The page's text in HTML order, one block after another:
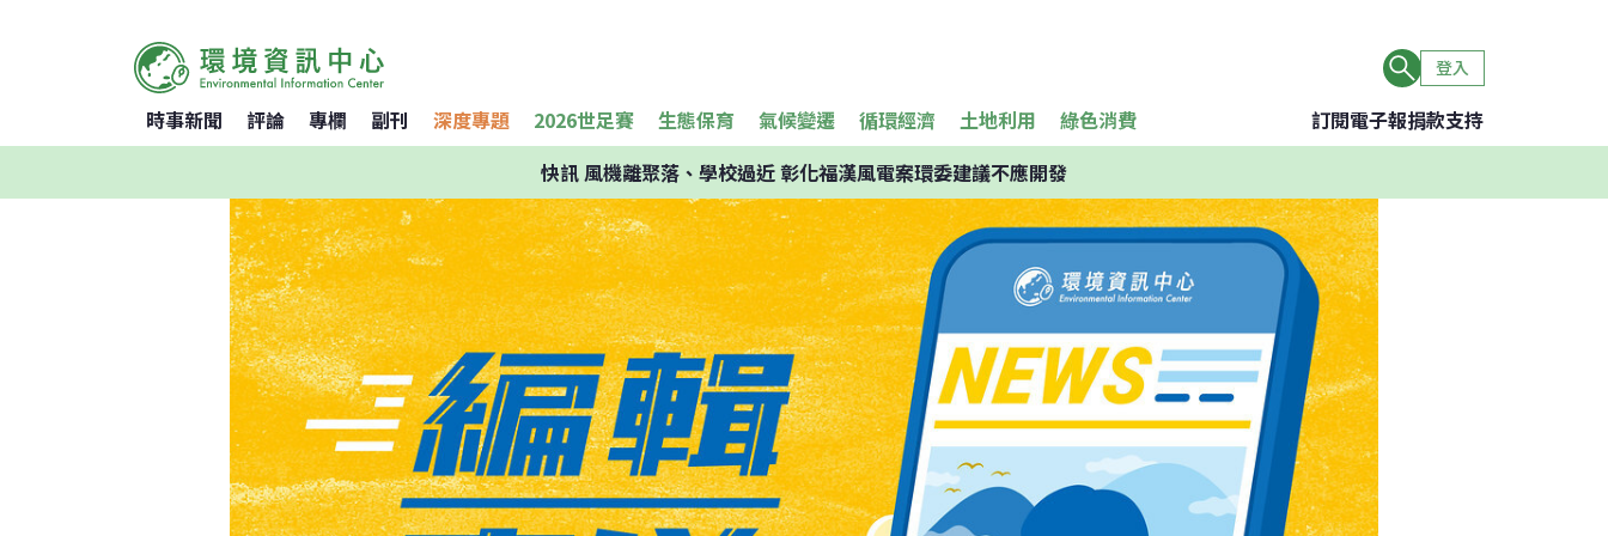
登入
時事新聞 評論 專欄 副刊 深度專題 2026世足賽 生態保育 氣候變遷 循環經濟 土地利用 綠色消費 訂閱電子報捐款支持
快訊風機離聚落、學校過近 彰化福漢風電案環委建議不應開發